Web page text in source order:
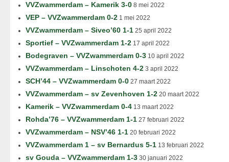
VVZwammerdam – Kamerik 3-0 8 mei 2022
VEP – VVZwammerdam 0-2 1 mei 2022
VVZwammerdam – Siveo’60 1-1 25 april 2022
Sportief – VVZwammerdam 1-2 17 april 2022
Bodegraven – VVZwammerdam 0-3 10 april 2022
VVZwammerdam – Linschoten 4-2 3 april 2022
SCH’44 – VVZwammerdam 0-0 27 maart 2022
VVZwammerdam – sv Zevenhoven 1-2 20 maart 2022
Kamerik – VVZwammerdam 0-4 13 maart 2022
Rohda’76 – VVZwammerdam 1-1 27 februari 2022
VVZwammerdam – NSV’46 1-1 20 februari 2022
VVZwammerdam 1 – sv Bernardus 5-1 13 februari 2022
sv Gouda – VVZwammerdam 1-3 30 januari 2022